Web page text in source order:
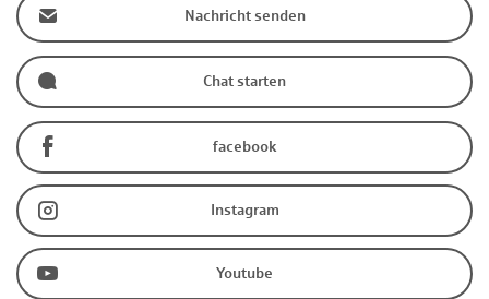
Nachricht senden
Chat starten
facebook
Instagram
Youtube